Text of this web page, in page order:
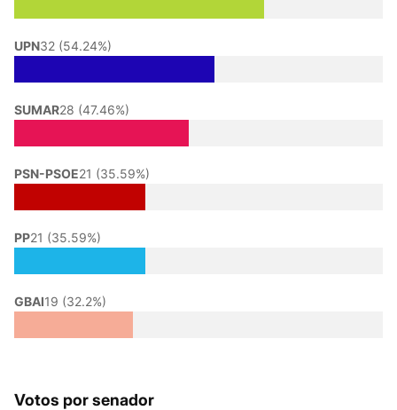
UPN32 (54.24%)
SUMAR28 (47.46%)
PSN-PSOE21 (35.59%)
PP21 (35.59%)
GBAI19 (32.2%)
Votos por senador